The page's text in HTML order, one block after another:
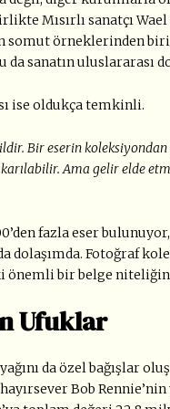
Mısırlı sanatçı
somut örneklerinden
sanatın uluslararası
ise oldukça temkinli.
Bir eserin
Ama gelir elde
’den fazla eser
dolaşımda. Fotoğraf
önemli bir belge
Ufuklar
da özel bağışlar
Bob Rennie’nin